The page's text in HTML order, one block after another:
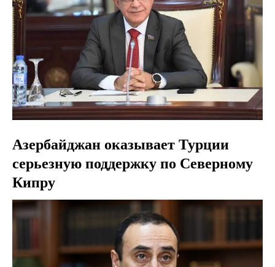
Азербайджан оказывает Турции
серьезную поддержку по Северному
Кипру